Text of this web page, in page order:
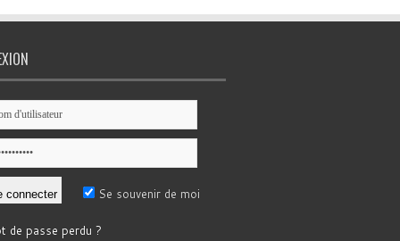
Se souvenir de moi
de passe perdu ?